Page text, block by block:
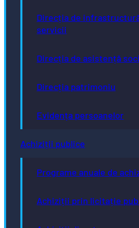
Direcția de
servicii
Direcția de asistență
Direcția patrimoniu
Evidența persoanelor
Achiziții publice
Programe anuale de
Achiziții prin licitație